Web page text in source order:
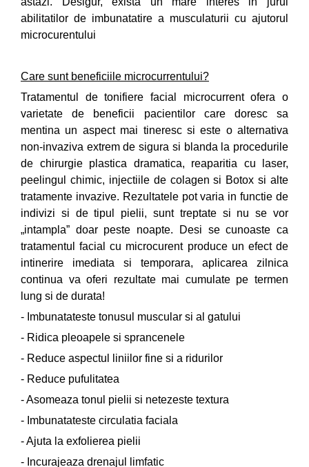
abilitatilor de imbunatatire a musculaturii cu ajutorul
microcurentului
Care sunt beneficiile microcurrentului?
Tratamentul de tonifiere facial microcurrent ofera o
varietate de beneficii pacientilor care doresc sa
mentina un aspect mai tineresc si este o alternativa
non-invaziva extrem de sigura si blanda la procedurile
de chirurgie plastica dramatica, reaparitia cu laser,
peelingul chimic, injectiile de colagen si Botox si alte
tratamente invazive. Rezultatele pot varia in functie de
indivizi si de tipul pielii, sunt treptate si nu se vor
„intampla” doar peste noapte. Desi se cunoaste ca
tratamentul facial cu microcurent produce un efect de
intinerire imediata si temporara, aplicarea zilnica
continua va oferi rezultate mai cumulate pe termen
lung si de durata!
- Imbunatateste tonusul muscular si al gatului
- Ridica pleoapele si sprancenele
- Reduce aspectul liniilor fine si a ridurilor
- Reduce pufulitatea
- Asomeaza tonul pielii si netezeste textura
- Imbunatateste circulatia faciala
- Ajuta la exfolierea pielii
- Incurajeaza drenajul limfatic